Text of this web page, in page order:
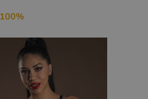
100%